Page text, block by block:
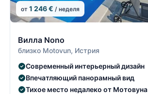
от 1 246 € / неделя
Вилла Nono
близко Motovun, Истрия
Современный интерьерный дизайн
Впечатляющий панорамный вид
Тихое место недалеко от Мотовуна